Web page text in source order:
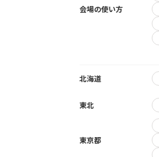
会場の使い方
北海道
東北
東京都